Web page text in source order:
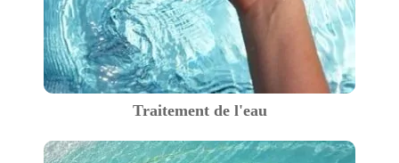
Traitement de l'eau